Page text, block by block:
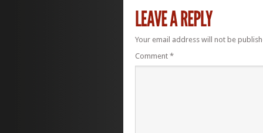
Your email address will not be
Comment *